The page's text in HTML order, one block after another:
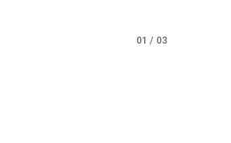
01 / 03